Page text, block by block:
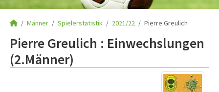
Männer Spielerstatistik 2021/22 Pierre Greulich
Pierre Greulich : Einwechslungen
(2.Männer)